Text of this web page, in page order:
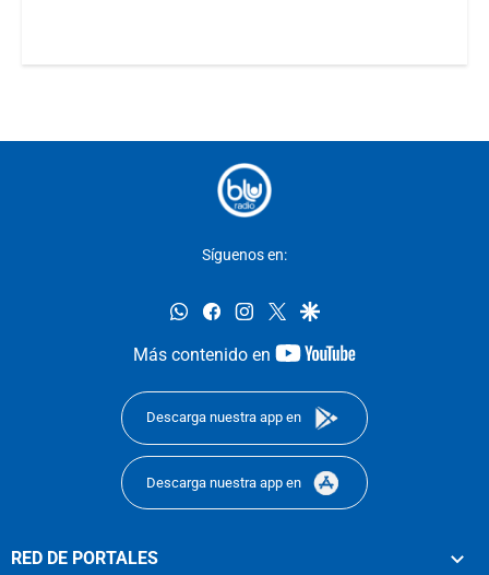
Síguenos en:
whatsappfacebookinstagram
twittergoogle
Más contenido en
youtube-
Descarga nuestra app en
Descarga nuestra app en
RED DE PORTALES